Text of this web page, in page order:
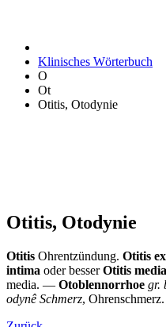
Klinisches Wörterbuch
O
Ot
Otitis, Otodynie
Otitis, Otodynie
Otitis Ohrentzündung. Otitis
intima oder besserOtitis media
media. — Otoblennorrhoe gr.
odynê Schmerz, Ohrenschmerz.